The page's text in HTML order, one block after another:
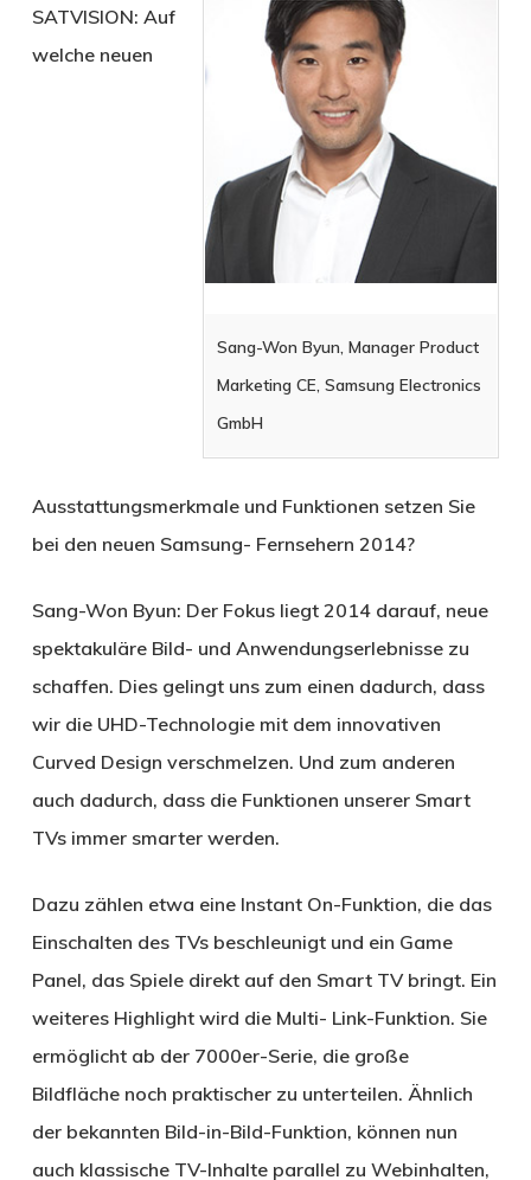
Sang-Won Byun, Manager Product
Marketing CE, Samsung Electronics
GmbH
SATVISION: Auf
welche neuen
Ausstattungsmerkmale und Funktionen setzen Sie
bei den neuen Samsung- Fernsehern 2014?
Sang-Won Byun: Der Fokus liegt 2014 darauf, neue
spektakuläre Bild- und Anwendungserlebnisse zu
schaffen. Dies gelingt uns zum einen dadurch, dass
wir die UHD-Technologie mit dem innovativen
Curved Design verschmelzen. Und zum anderen
auch dadurch, dass die Funktionen unserer Smart
TVs immer smarter werden.
Dazu zählen etwa eine Instant On-Funktion, die das
Einschalten des TVs beschleunigt und ein Game
Panel, das Spiele direkt auf den Smart TV bringt. Ein
weiteres Highlight wird die Multi- Link-Funktion. Sie
ermöglicht ab der 7000er-Serie, die große
Bildfläche noch praktischer zu unterteilen. Ähnlich
der bekannten Bild-in-Bild-Funktion, können nun
auch klassische TV-Inhalte parallel zu Webinhalten,